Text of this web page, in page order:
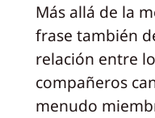
Más allá de la
frase también
relación entre
compañeros
menudo